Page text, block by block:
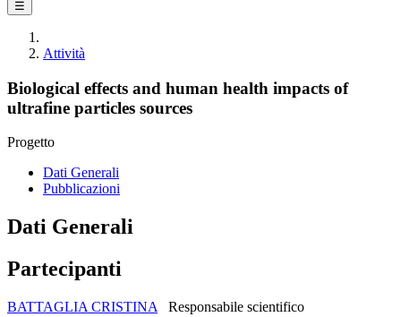
☰
Attività
Biological effects and human health impacts of
ultrafine particles sources
Progetto
Dati Generali
Pubblicazioni
Dati Generali
Partecipanti
BATTAGLIA CRISTINA Responsabile scientifico